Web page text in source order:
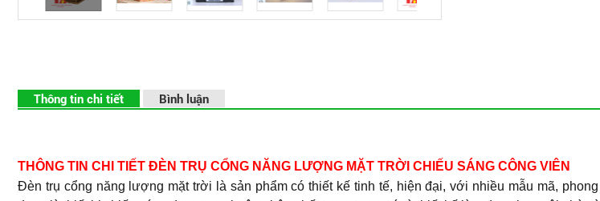
Thông tin chi tiết Bình luận
THÔNG TIN CHI TIẾT ĐÈN TRỤ CỔNG NĂNG LƯỢNG MẶT TRỜI CHIẾU SÁNG CÔNG VIÊN
Đèn trụ cổng năng lượng mặt trời là sản phẩm có thiết kế tinh tế, hiện đại, với nhiều mẫu mã,